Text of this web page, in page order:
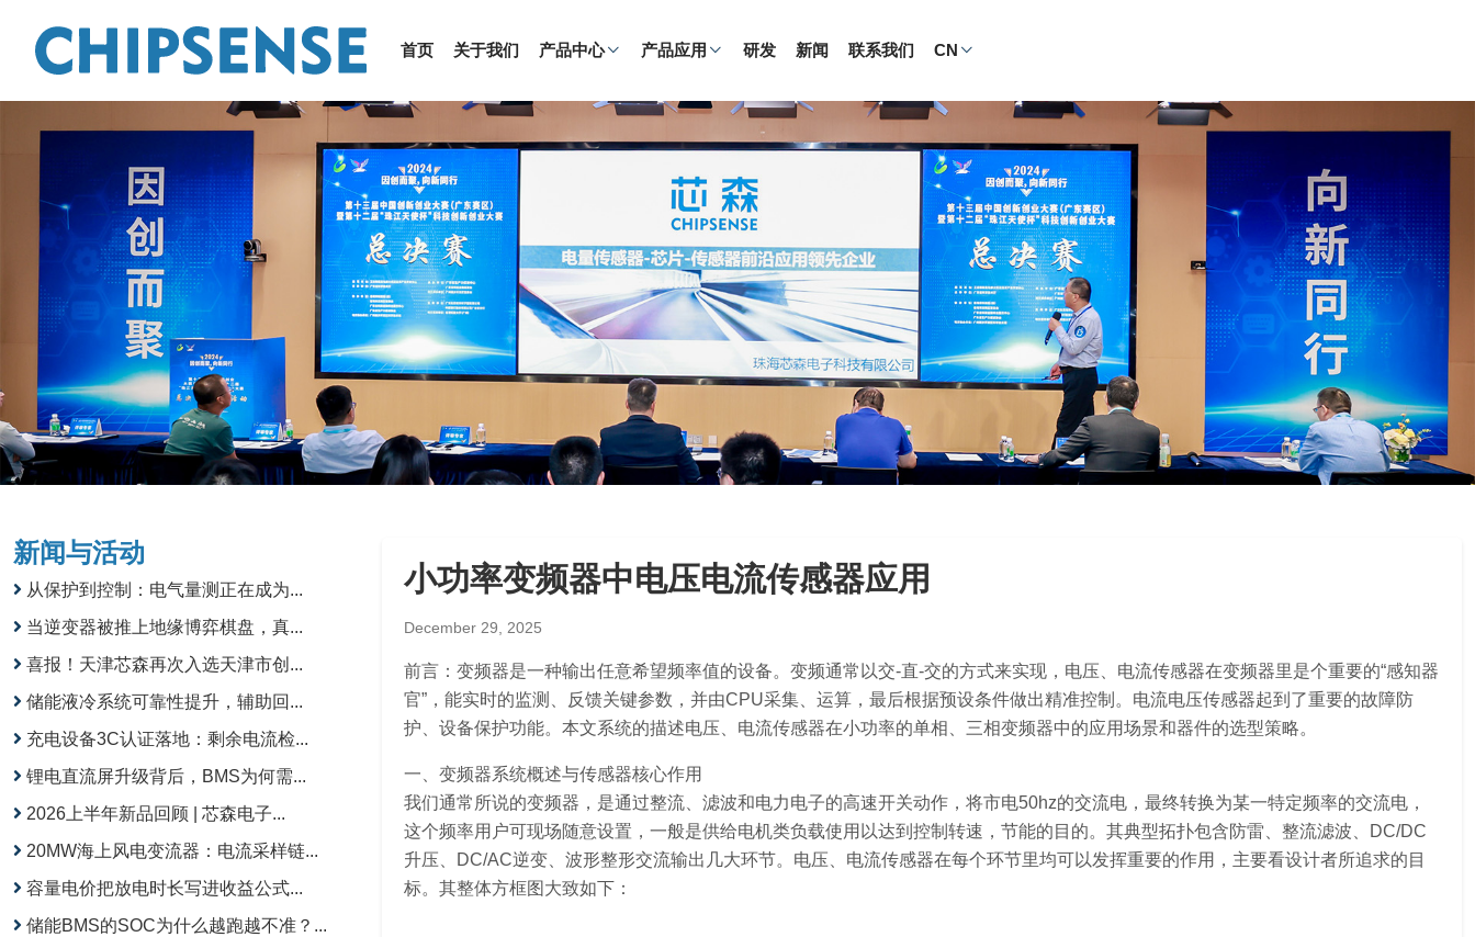
首页 关于我们 产品中心 产品应用 研发 新闻 联系我们 CN
新闻与活动
从保护到控制：电气量测正在成为...
当逆变器被推上地缘博弈棋盘，真...
喜报！天津芯森再次入选天津市创...
储能液冷系统可靠性提升，辅助回...
充电设备3C认证落地：剩余电流检...
锂电直流屏升级背后，BMS为何需...
2026上半年新品回顾 | 芯森电子...
20MW海上风电变流器：电流采样链...
容量电价把放电时长写进收益公式...
储能BMS的SOC为什么越跑越不准？...
小功率变频器中电压电流传感器应用
December 29, 2025
前言：变频器是一种输出任意希望频率值的设备。变频通常以交-直-交的方式来实现，电压、电流传感器在变频器里是个重要的“感知器
官”，能实时的监测、反馈关键参数，并由CPU采集、运算，最后根据预设条件做出精准控制。电流电压传感器起到了重要的故障防
护、设备保护功能。本文系统的描述电压、电流传感器在小功率的单相、三相变频器中的应用场景和器件的选型策略。
一、变频器系统概述与传感器核心作用
我们通常所说的变频器，是通过整流、滤波和电力电子的高速开关动作，将市电50hz的交流电，最终转换为某一特定频率的交流电，
这个频率用户可现场随意设置，一般是供给电机类负载使用以达到控制转速，节能的目的。其典型拓扑包含防雷、整流滤波、DC/DC
升压、DC/AC逆变、波形整形交流输出几大环节。电压、电流传感器在每个环节里均可以发挥重要的作用，主要看设计者所追求的目
标。其整体方框图大致如下：